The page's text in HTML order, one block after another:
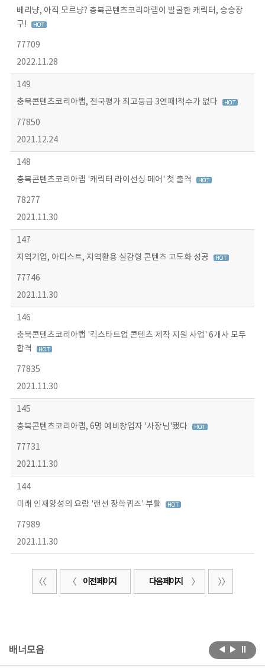
베리냥, 아직 모르냥? 충북콘텐츠코리아랩이 발굴한 캐릭터, 승승장
구!
77709
2022.11.28
149
충북콘텐츠코리아랩, 전국평가 최고등급 3연패!적수가 없다
77850
2021.12.24
148
충북콘텐츠코리아랩 '캐릭터 라이선싱 페어' 첫 출격
78277
2021.11.30
147
지역기업, 아티스트, 지역활용 실감형 콘텐츠 고도화 성공
77746
2021.11.30
146
충북콘텐츠코리아랩 '킥스타트업 콘텐츠 제작 지원 사업' 6개사 모두
합격
77835
2021.11.30
145
충북콘텐츠코리아랩, 6명 예비창업자 '사장님'됐다
77731
2021.11.30
144
미래 인재양성의 요람 '랜선 장학퀴즈' 부활
77989
2021.11.30
이전 페이지 다음 페이지
배너모음